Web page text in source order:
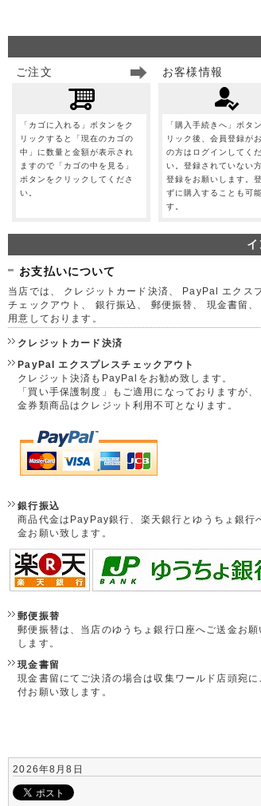
ご注文
「カゴに入れる」ボタンをク
リックすると「現在のカゴの
中」に数量と金額が表示され
ますので「カゴの中を見る」
ボタンをクリックしてくださ
い。
お客様情報
「購入手続きへ」ボタ
リック後、会員登録が
の方はログインしてく
い。登録されていない方
登録をお願いします。
ずに購入することも可
す。
お支払いについて
当店では、 クレジットカード決済、 PayPal エクス
チェックアウト、 銀行振込、 郵便振替、 現金書留、
用意しております。
クレジットカード決済
PayPal エクスプレスチェックアウト
クレジット決済もPayPalをお勧め致します。
「買い手保護制度」もご適用になっておりますが、
金券類商品はクレジット利用不可となります。
銀行振込
商品代金はPayPay銀行、楽天銀行とゆうちょ銀行
金お願い致します。
郵便振替
郵便振替は、当店のゆうちょ銀行口座へご送金お願
します。
現金書留
現金書留にてご決済の場合は収集ワールド店頭宛に
付お願い致します。
2026年8月8日